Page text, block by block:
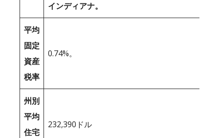
インディアナ。
平均
固定
資産
税率
0.74%。
州別
平均
住宅
232,390ドル